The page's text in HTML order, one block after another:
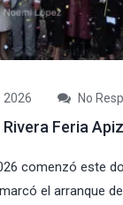
2026 No
Feria
comenzó este
el arranque